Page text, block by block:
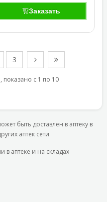
Заказать
3
показано с 1 по 10
быть доставлен в аптеку в
аптек сети
в аптеке и на складах